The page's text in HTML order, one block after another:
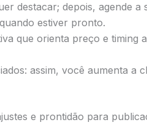
destacar; depois, agende a
estiver pronto.
que orienta preço e timing
assim, você aumenta a
e prontidão para